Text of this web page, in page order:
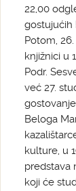
22,00
gostujućih
Potom,
knjižnici u
Podr.
već 27.
Beloga
kulture, u
predstava
koji će